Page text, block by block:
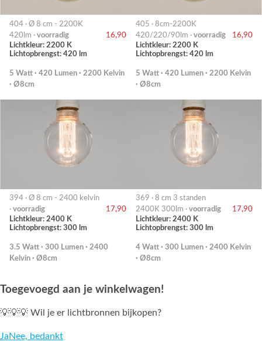
404 · Ø 8 cm - 2200K
420lm · voorradig
16,90
Lichtkleur: 2200 K
Lichtopbrengst: 420 lm
5 Watt · 420 Lumen · 2200 Kelvin
· Ø8cm
405 · 8cm-2200K
420/220/90lm · voorradig
16,90
Lichtkleur: 2200 K
Lichtopbrengst: 420 lm
5 Watt · 420 Lumen · 2200 Kelvin
· Ø8cm
394 · Ø 8 cm - 2400 kelvin
· voorradig
17,90
Lichtkleur: 2400 K
Lichtopbrengst: 300 lm
3.5 Watt · 300 Lumen · 2400
Kelvin · Ø8cm
369 · 8 cm 3 standen
2400K 300lm · voorradig
17,90
Lichtkleur: 2400 K
Lichtopbrengst: 300 lm
4 Watt · 300 Lumen · 2400 Kelvin
· Ø8cm
Toegevoegd aan je winkelwagen!
💡💡💡 Wil je er lichtbronnen bijkopen?
JaNee, bedankt